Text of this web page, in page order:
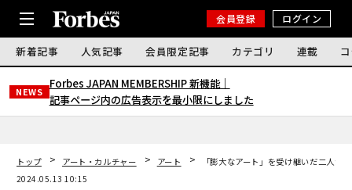
会員登録 ログイン
新着記事 人気記事 会員限定記事 カテゴリ 連載
NEWS
Forbes JAPAN MEMBERSHIP 新機能｜
記事ページ内の広告表示を最小限にしました
トップ アート・カルチャー アート
「膨大なアート」を受け継いだ二人が
2024.05.13 10:15